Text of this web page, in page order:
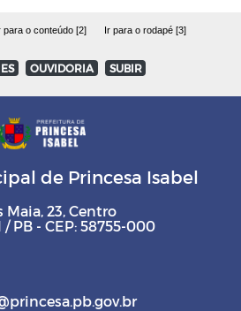
para o conteúdo [2] Ir para o rodapé [3]
OUVIDORIA SUBIR
de Princesa Isabel
Maia, 23, Centro
PB - CEP: 58755-000